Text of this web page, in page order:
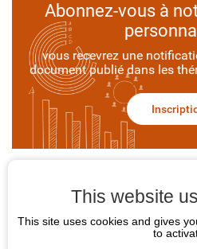
This website
This site uses cookies and gives
to
Abonnez-vous à
vous recevrez une
document publié dans les
Contact